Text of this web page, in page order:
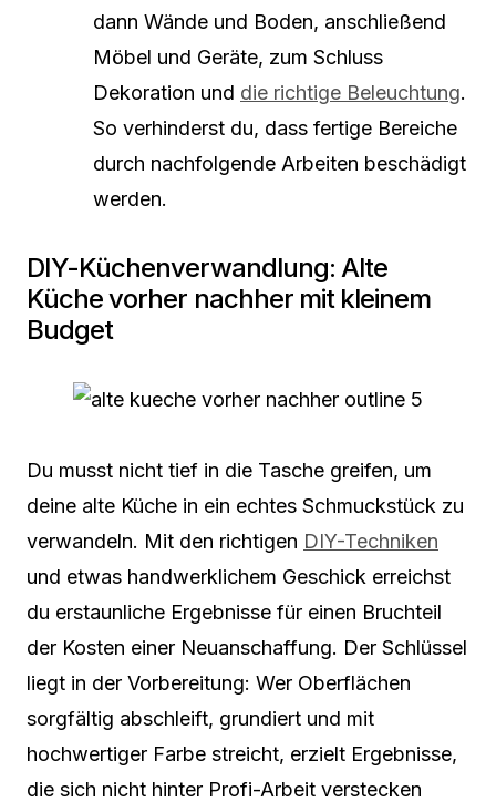
dann Wände und Boden, anschließend
Möbel und Geräte, zum Schluss
Dekoration und die richtige Beleuchtung.
So verhinderst du, dass fertige Bereiche
durch nachfolgende Arbeiten beschädigt
werden.
DIY-Küchenverwandlung: Alte
Küche vorher nachher mit kleinem
Budget
Du musst nicht tief in die Tasche greifen, um
deine alte Küche in ein echtes Schmuckstück zu
verwandeln. Mit den richtigen DIY-Techniken
und etwas handwerklichem Geschick erreichst
du erstaunliche Ergebnisse für einen Bruchteil
der Kosten einer Neuanschaffung. Der Schlüssel
liegt in der Vorbereitung: Wer Oberflächen
sorgfältig abschleift, grundiert und mit
hochwertiger Farbe streicht, erzielt Ergebnisse,
die sich nicht hinter Profi-Arbeit verstecken